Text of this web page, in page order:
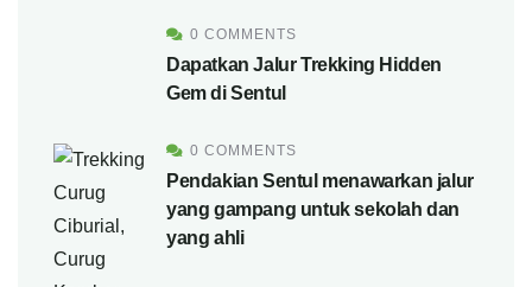
0 COMMENTS
Dapatkan Jalur Trekking Hidden
Gem di Sentul
0 COMMENTS
Pendakian Sentul menawarkan jalur
yang gampang untuk sekolah dan
yang ahli